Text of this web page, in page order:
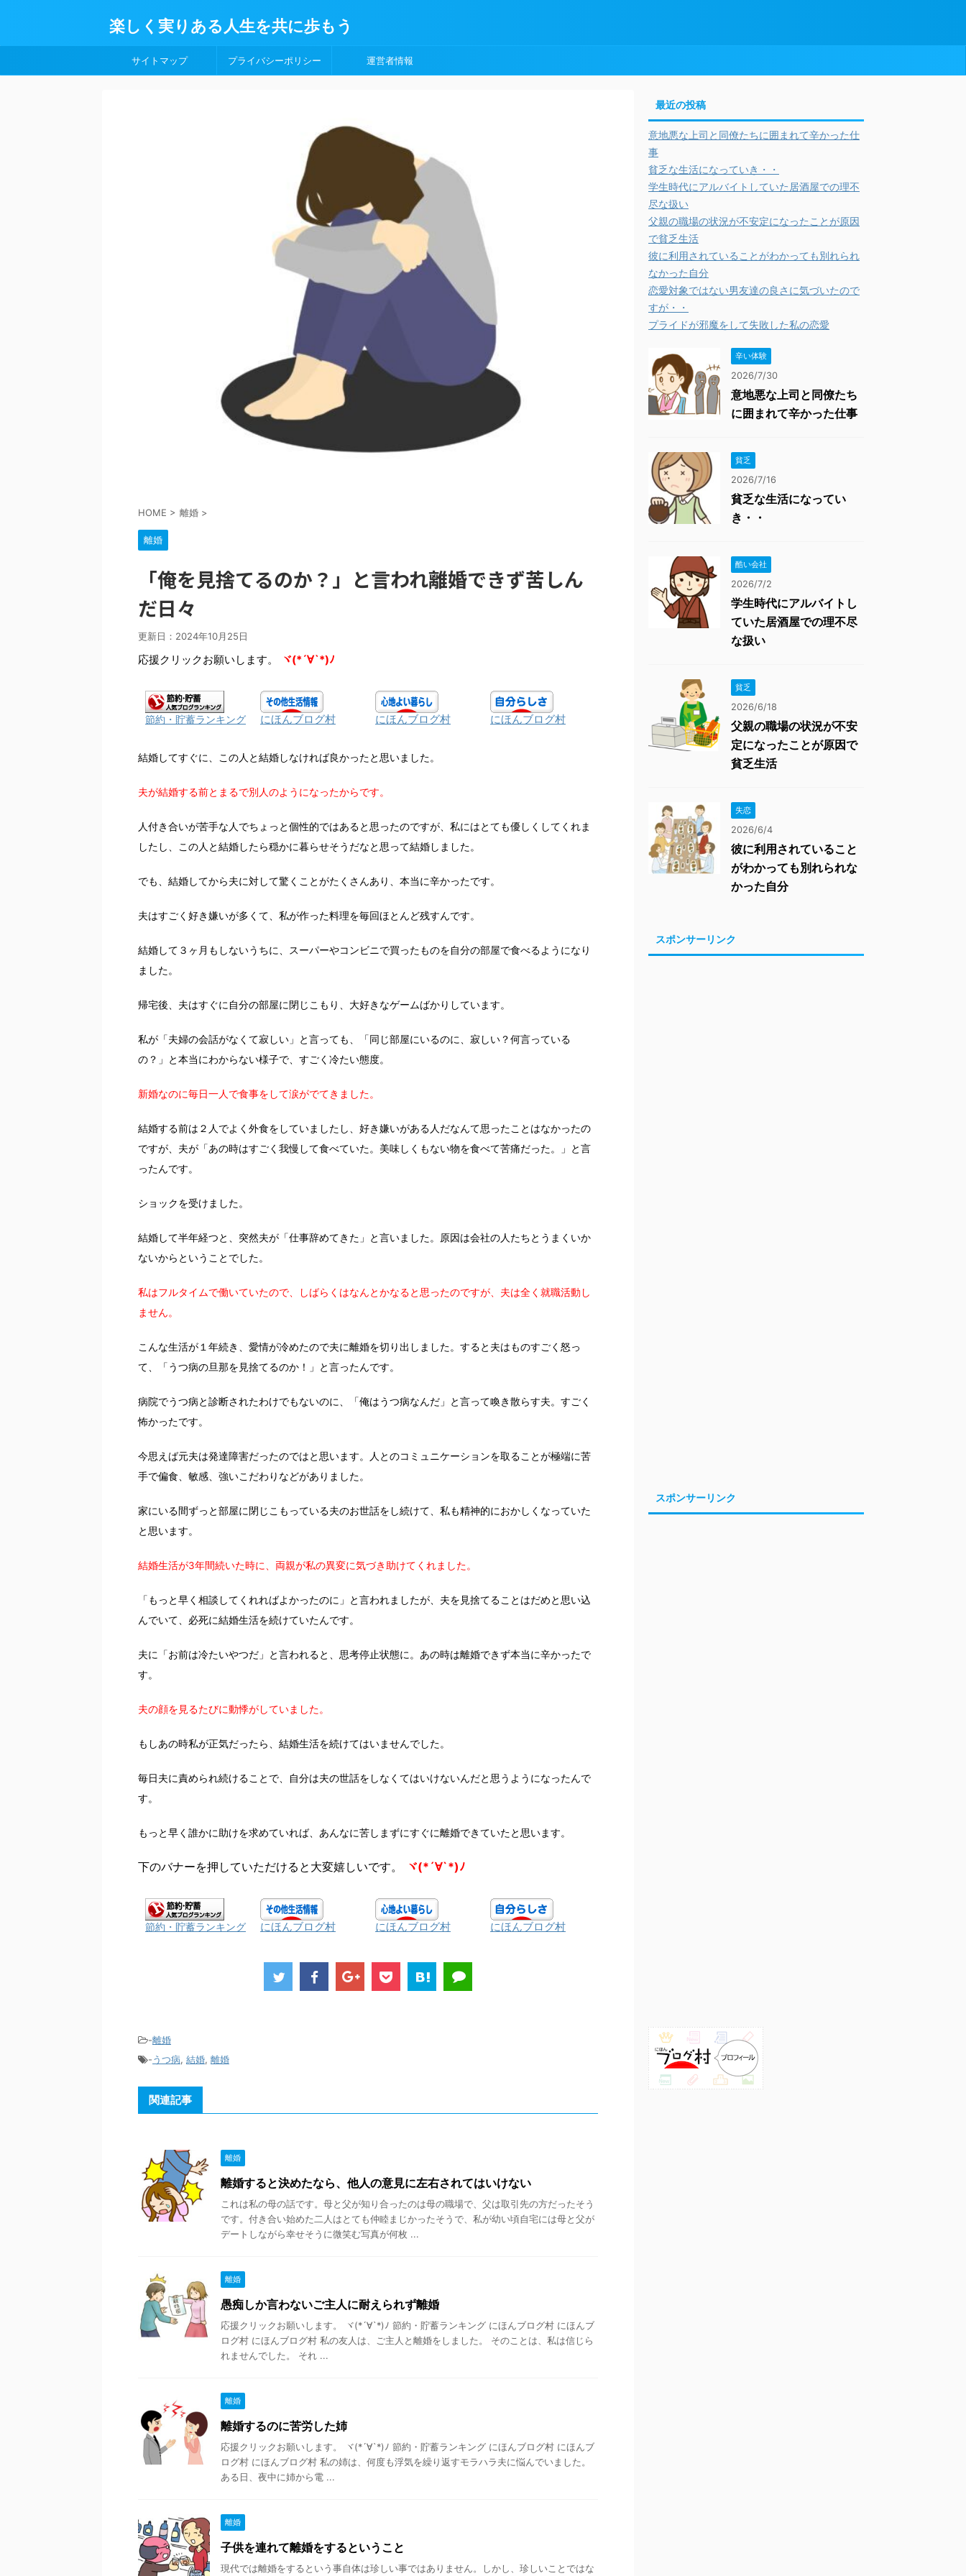
楽しく実りある人生を共に歩もう
サイトマップ プライバシーポリシー 運営者情報
HOME > 離婚 >
離婚
「俺を見捨てるのか？」と言われ離婚できず苦しん
だ日々
更新日： 2024年10月25日
応援クリックお願いします。 ヾ(*´∀`*)ﾉ
節約・貯蓄ランキング にほんブログ村 にほんブログ村 にほんブログ村
結婚してすぐに、この人と結婚しなければ良かったと思いました。
夫が結婚する前とまるで別人のようになったからです。
人付き合いが苦手な人でちょっと個性的ではあると思ったのですが、私にはとても優しくしてくれま
したし、この人と結婚したら穏かに暮らせそうだなと思って結婚しました。
でも、結婚してから夫に対して驚くことがたくさんあり、本当に辛かったです。
夫はすごく好き嫌いが多くて、私が作った料理を毎回ほとんど残すんです。
結婚して３ヶ月もしないうちに、スーパーやコンビニで買ったものを自分の部屋で食べるようになり
ました。
帰宅後、夫はすぐに自分の部屋に閉じこもり、大好きなゲームばかりしています。
私が「夫婦の会話がなくて寂しい」と言っても、「同じ部屋にいるのに、寂しい？何言っている
の？」と本当にわからない様子で、すごく冷たい態度。
新婚なのに毎日一人で食事をして涙がでてきました。
結婚する前は２人でよく外食をしていましたし、好き嫌いがある人だなんて思ったことはなかったの
ですが、夫が「あの時はすごく我慢して食べていた。美味しくもない物を食べて苦痛だった。」と言
ったんです。
ショックを受けました。
結婚して半年経つと、突然夫が「仕事辞めてきた」と言いました。原因は会社の人たちとうまくいか
ないからということでした。
私はフルタイムで働いていたので、しばらくはなんとかなると思ったのですが、夫は全く就職活動し
ません。
こんな生活が１年続き、愛情が冷めたので夫に離婚を切り出しました。すると夫はものすごく怒っ
て、「うつ病の旦那を見捨てるのか！」と言ったんです。
病院でうつ病と診断されたわけでもないのに、「俺はうつ病なんだ」と言って喚き散らす夫。すごく
怖かったです。
今思えば元夫は発達障害だったのではと思います。人とのコミュニケーションを取ることが極端に苦
手で偏食、敏感、強いこだわりなどがありました。
家にいる間ずっと部屋に閉じこもっている夫のお世話をし続けて、私も精神的におかしくなっていた
と思います。
結婚生活が3年間続いた時に、両親が私の異変に気づき助けてくれました。
「もっと早く相談してくれればよかったのに」と言われましたが、夫を見捨てることはだめと思い込
んでいて、必死に結婚生活を続けていたんです。
夫に「お前は冷たいやつだ」と言われると、思考停止状態に。あの時は離婚できず本当に辛かったで
す。
夫の顔を見るたびに動悸がしていました。
もしあの時私が正気だったら、結婚生活を続けてはいませんでした。
毎日夫に責められ続けることで、自分は夫の世話をしなくてはいけないんだと思うようになったんで
す。
もっと早く誰かに助けを求めていれば、あんなに苦しまずにすぐに離婚できていたと思います。
下のバナーを押していただけると大変嬉しいです。 ヾ(*´∀`*)ﾉ
節約・貯蓄ランキング にほんブログ村 にほんブログ村 にほんブログ村
-離婚
-うつ病, 結婚, 離婚
関連記事
離婚
離婚すると決めたなら、他人の意見に左右されてはいけない
これは私の母の話です。母と父が知り合ったのは母の職場で、父は取引先の方だったそう
です。付き合い始めた二人はとても仲睦まじかったそうで、私が幼い頃自宅には母と父が
デートしながら幸せそうに微笑む写真が何枚 ...
離婚
愚痴しか言わないご主人に耐えられず離婚
応援クリックお願いします。 ヾ(*´∀`*)ﾉ 節約・貯蓄ランキング にほんブログ村 にほんブ
ログ村 にほんブログ村 私の友人は、ご主人と離婚をしました。 そのことは、私は信じら
れませんでした。 それ ...
離婚
離婚するのに苦労した姉
応援クリックお願いします。 ヾ(*´∀`*)ﾉ 節約・貯蓄ランキング にほんブログ村 にほんブ
ログ村 にほんブログ村 私の姉は、何度も浮気を繰り返すモラハラ夫に悩んでいました。
ある日、夜中に姉から電 ...
離婚
子供を連れて離婚をするということ
現代では離婚をするという事自体は珍しい事ではありません。しかし、珍しいことではな
最近の投稿
意地悪な上司と同僚たちに囲まれて辛かった仕
事
貧乏な生活になっていき・・
学生時代にアルバイトしていた居酒屋での理不
尽な扱い
父親の職場の状況が不安定になったことが原因
で貧乏生活
彼に利用されていることがわかっても別れられ
なかった自分
恋愛対象ではない男友達の良さに気づいたので
すが・・
プライドが邪魔をして失敗した私の恋愛
辛い体験
2026/7/30
意地悪な上司と同僚たち
に囲まれて辛かった仕事
貧乏
2026/7/16
貧乏な生活になってい
き・・
酷い会社
2026/7/2
学生時代にアルバイトし
ていた居酒屋での理不尽
な扱い
貧乏
2026/6/18
父親の職場の状況が不安
定になったことが原因で
貧乏生活
失恋
2026/6/4
彼に利用されていること
がわかっても別れられな
かった自分
スポンサーリンク
スポンサーリンク